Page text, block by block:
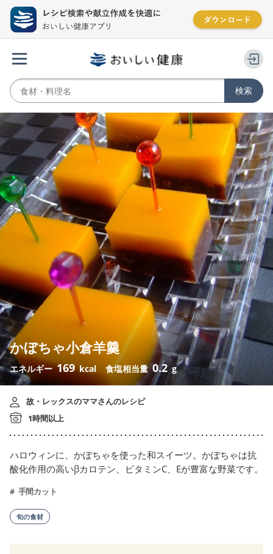
かぼちゃ小倉羊羹
エネルギー169 kcal 食塩相当量0.2 g
故・レックスのママさんのレシピ
1時間以上
ハロウィンに、かぼちゃを使った和スイーツ。かぼちゃは抗
酸化作用の高いβカロテン、ビタミンC、Eが豊富な野菜です。
手間カット
旬の食材